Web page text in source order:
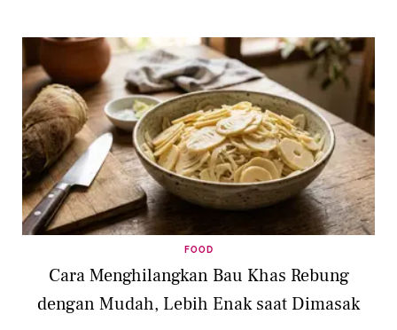
FOOD
Cara Menghilangkan Bau Khas Rebung
dengan Mudah, Lebih Enak saat Dimasak